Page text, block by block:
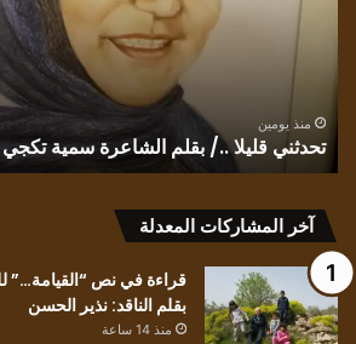
الشاعرة
منذ يومين
تحدثني قليلا ../ بقلم الشاعرة سمية تكجي
آخر المشاركات المعدلة
قراءة في نص “القيامة…”
بقلم الناقد: نذير الحسن
منذ 14 ساعة